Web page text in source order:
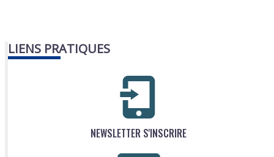
LIENS PRATIQUES
NEWSLETTER S'INSCRIRE